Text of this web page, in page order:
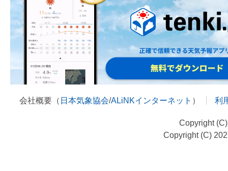
会社概要（ 日本気象協会/ALiNKインターネット ） 利
Copyright
Copyright (C)